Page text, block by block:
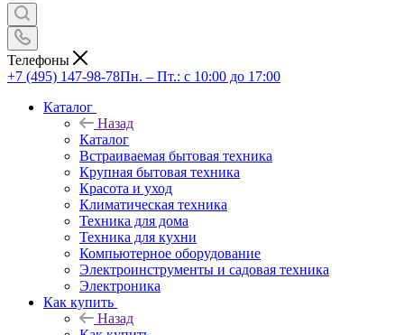
Телефоны
+7 (495) 147-98-78Пн. – Пт.: с 10:00 до 17:00
Каталог
Назад
Каталог
Встраиваемая бытовая техника
Крупная бытовая техника
Красота и уход
Климатическая техника
Техника для дома
Техника для кухни
Компьютерное оборудование
Электроинструменты и садовая техника
Электроника
Как купить
Назад